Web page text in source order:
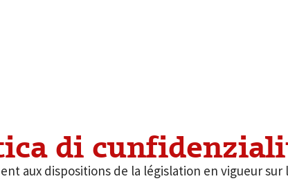
di
aux dispositions de la législation en vigueur